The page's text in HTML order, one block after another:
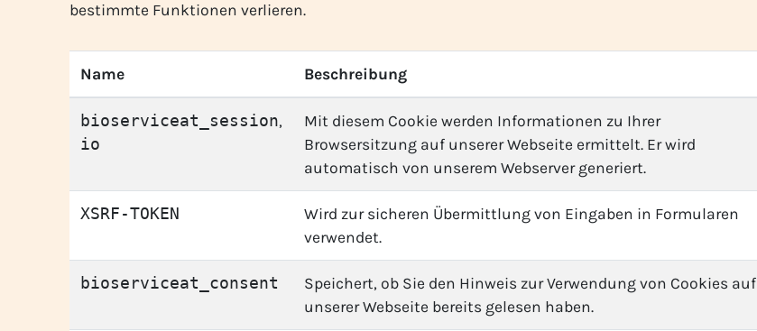
bestimmte Funktionen verlieren.
Name Beschreibung
bioserviceat_session,
io
Mit diesem Cookie werden Informationen zu Ihrer
Browsersitzung auf unserer Webseite ermittelt. Er wird
automatisch von unserem Webserver generiert.
XSRF-TOKEN
Wird zur sicheren Übermittlung von Eingaben in Formularen
verwendet.
bioserviceat_consent
Speichert, ob Sie den Hinweis zur Verwendung von Cookies auf
unserer Webseite bereits gelesen haben.